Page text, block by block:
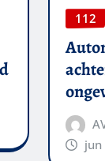
112
jun